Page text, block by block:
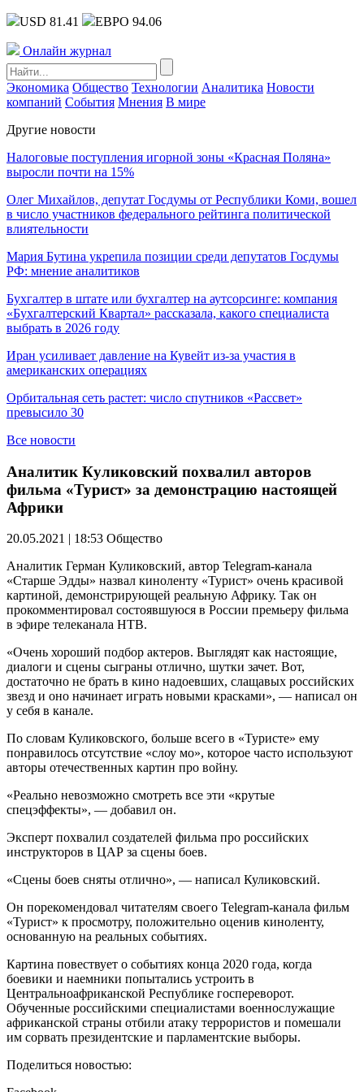
USD 81.41 ЕВРО 94.06
Онлайн журнал
Экономика Общество Технологии Аналитика Новости
компаний События Мнения В мире
Другие новости
Налоговые поступления игорной зоны «Красная Поляна»
выросли почти на 15%
Олег Михайлов, депутат Госдумы от Республики Коми, вошел
в число участников федерального рейтинга политической
влиятельности
Мария Бутина укрепила позиции среди депутатов Госдумы
РФ: мнение аналитиков
Бухгалтер в штате или бухгалтер на аутсорсинге: компания
«Бухгалтерский Квартал» рассказала, какого специалиста
выбрать в 2026 году
Иран усиливает давление на Кувейт из-за участия в
американских операциях
Орбитальная сеть растет: число спутников «Рассвет»
превысило 30
Все новости
Аналитик Куликовский похвалил авторов
фильма «Турист» за демонстрацию настоящей
Африки
20.05.2021 | 18:53 Общество
Аналитик Герман Куликовский, автор Telegram-канала
«Старше Эдды» назвал киноленту «Турист» очень красивой
картиной, демонстрирующей реальную Африку. Так он
прокомментировал состоявшуюся в России премьеру фильма
в эфире телеканала НТВ.
«Очень хороший подбор актеров. Выглядят как настоящие,
диалоги и сцены сыграны отлично, шутки зачет. Вот,
достаточно не брать в кино надоевших, слащавых российских
звезд и оно начинает играть новыми красками», — написал он
у себя в канале.
По словам Куликовского, больше всего в «Туристе» ему
понравилось отсутствие «слоу мо», которое часто используют
авторы отечественных картин про войну.
«Реально невозможно смотреть все эти «крутые
спецэффекты», — добавил он.
Эксперт похвалил создателей фильма про российских
инструкторов в ЦАР за сцены боев.
«Сцены боев сняты отлично», — написал Куликовский.
Он порекомендовал читателям своего Telegram-канала фильм
«Турист» к просмотру, положительно оценив киноленту,
основанную на реальных событиях.
Картина повествует о событиях конца 2020 года, когда
боевики и наемники попытались устроить в
Центральноафриканской Республике госпереворот.
Обученные российскими специалистами военнослужащие
африканской страны отбили атаку террористов и помешали
им сорвать президентские и парламентские выборы.
Поделиться новостью: